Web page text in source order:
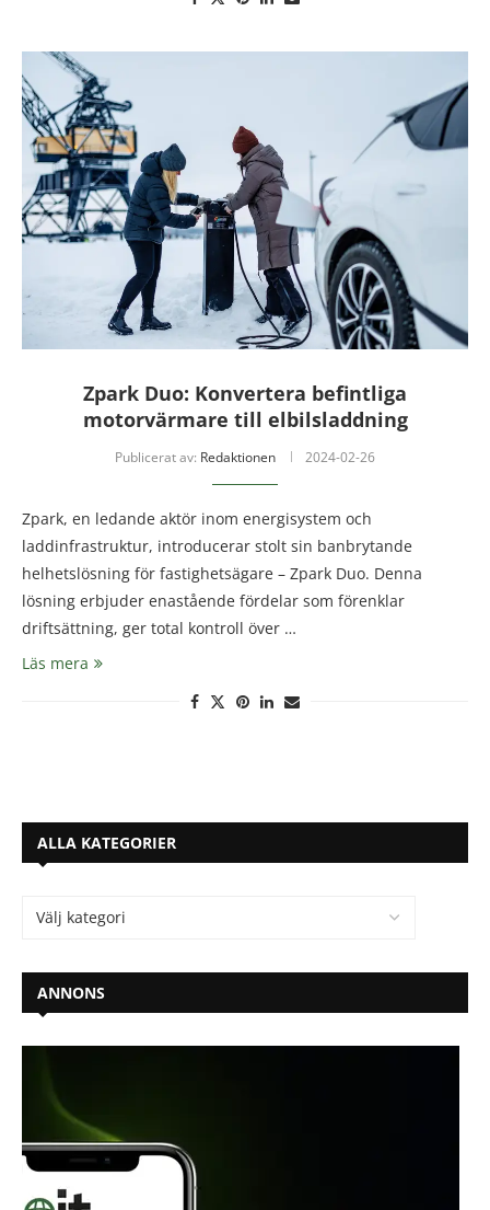
Zpark Duo: Konvertera befintliga
motorvärmare till elbilsladdning
Publicerat av: Redaktionen 2024-02-26
Zpark, en ledande aktör inom energisystem och
laddinfrastruktur, introducerar stolt sin banbrytande
helhetslösning för fastighetsägare – Zpark Duo. Denna
lösning erbjuder enastående fördelar som förenklar
driftsättning, ger total kontroll över …
Läs mera
ALLA KATEGORIER
ANNONS